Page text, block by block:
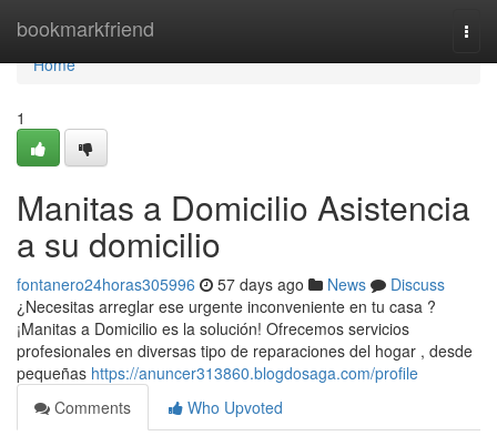
bookmarkfriend
Home
Home
1
Manitas a Domicilio Asistencia
a su domicilio
fontanero24horas305996 57 days ago News
Discuss
¿Necesitas arreglar ese urgente inconveniente en tu casa ?
¡Manitas a Domicilio es la solución! Ofrecemos servicios
profesionales en diversas tipo de reparaciones del hogar , desde
pequeñas https://anuncer313860.blogdosaga.com/profile
Comments
Who Upvoted